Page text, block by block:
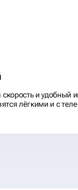
и удобный
лёгкими и с